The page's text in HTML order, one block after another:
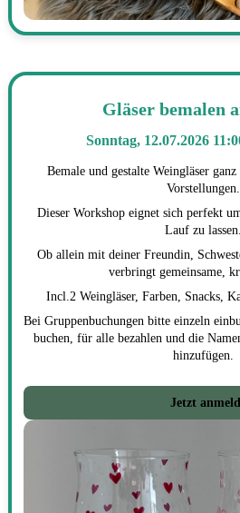
Gläser bemalen
Sonntag, 12.07.2026
Bemale und gestalte Weingläser
Vorstellungen.
Dieser Workshop eignet sich perfekt
Lauf zu lassen.
Ob allein mit deiner Freundin,
verbringt gemeinsame,
Incl.2 Weingläser, Farben, Snacks,
Bei Gruppenbuchungen bitte einzeln
buchen, für alle bezahlen und die
hinzufügen.
Jetzt